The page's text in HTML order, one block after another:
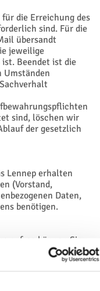
die Erreichung des
sind. Für die
übersandt
jeweilige
Beendet ist die
Umständen
sind, löschen wir
der gesetzlich
Lennep erhalten
(Vorstand,
Daten,
benötigen.
auf, so können Sie
widersprechen.
Zuge der E-Mail-